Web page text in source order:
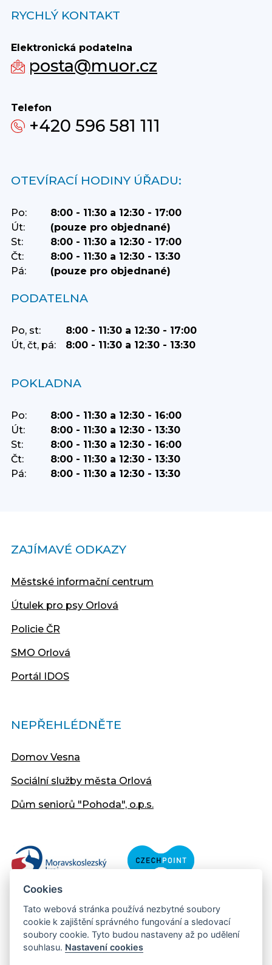
RYCHLÝ KONTAKT
Elektronická podatelna
posta@muor.cz
Telefon
+420 596 581 111
OTEVÍRACÍ HODINY ÚŘADU:
Po:
8:00 - 11:30 a 12:30 - 17:00
Út:
(pouze pro objednané)
St:
8:00 - 11:30 a 12:30 - 17:00
Čt:
8:00 - 11:30 a 12:30 - 13:30
Pá:
(pouze pro objednané)
PODATELNA
Po, st:
8:00 - 11:30 a 12:30 - 17:00
Út, čt, pá:
8:00 - 11:30 a 12:30 - 13:30
POKLADNA
Po:
8:00 - 11:30 a 12:30 - 16:00
Út:
8:00 - 11:30 a 12:30 - 13:30
St:
8:00 - 11:30 a 12:30 - 16:00
Čt:
8:00 - 11:30 a 12:30 - 13:30
Pá:
8:00 - 11:30 a 12:30 - 13:30
ZAJÍMAVÉ ODKAZY
Městské informační centrum
Útulek pro psy Orlová
Policie ČR
SMO Orlová
Portál IDOS
NEPŘEHLÉDNĚTE
Domov Vesna
Sociální služby města Orlová
Dům seniorů "Pohoda", o.p.s.
Copyright © 2013 - 2026 Městský úřad Orlová
Cookies
Tato webová stránka používá nezbytné soubory
cookie k zajištění správného fungování a sledovací
soubory cookie. Tyto budou nastaveny až po udělení
souhlasu. Nastavení cookies